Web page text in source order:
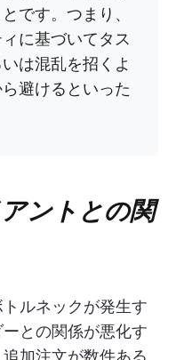
です。つまり、
に基づいてタス
は混乱を招くよ
避けるといった
ントとの関
ルネックが発生す
との関係が悪化す
加注文が数件ある